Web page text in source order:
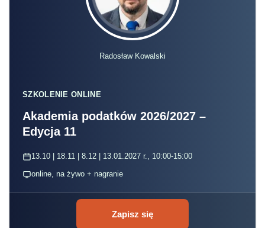
Radosław Kowalski
SZKOLENIE ONLINE
Akademia podatków 2026/2027 –
Edycja 11
13.10 | 18.11 | 8.12 | 13.01.2027 r., 10:00-15:00
online, na żywo + nagranie
Zapisz się